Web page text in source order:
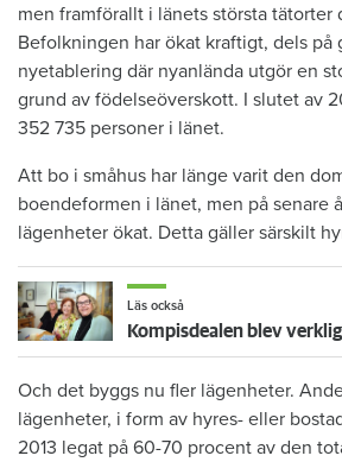
men framförallt i länets största tätorter
Befolkningen har ökat kraftigt, dels på
nyetablering där nyanlända utgör en
grund av födelseöverskott. I slutet av
352 735 personer i länet.
Att bo i småhus har länge varit den
boendeformen i länet, men på senare
lägenheter ökat. Detta gäller särskilt
Läs också
Och det byggs nu fler lägenheter.
lägenheter, i form av hyres- eller
2013 legat på 60-70 procent av den